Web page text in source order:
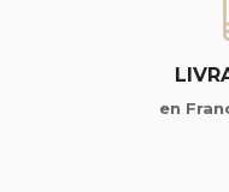
en